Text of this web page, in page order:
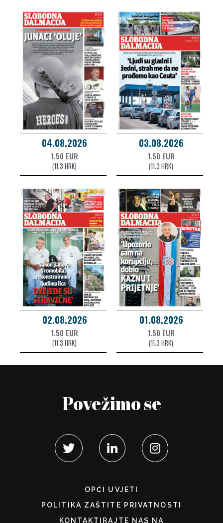
04.08.2026
1.50 EUR
(11.3 HRK)
03.08.2026
1.50 EUR
(11.3 HRK)
02.08.2026
1.50 EUR
(11.3 HRK)
01.08.2026
1.50 EUR
(11.3 HRK)
Povežimo se
OPĆI UVJETI
POLITIKA ZAŠTITE PRIVATNOSTI
KONTAKTIRAJTE NAS NA